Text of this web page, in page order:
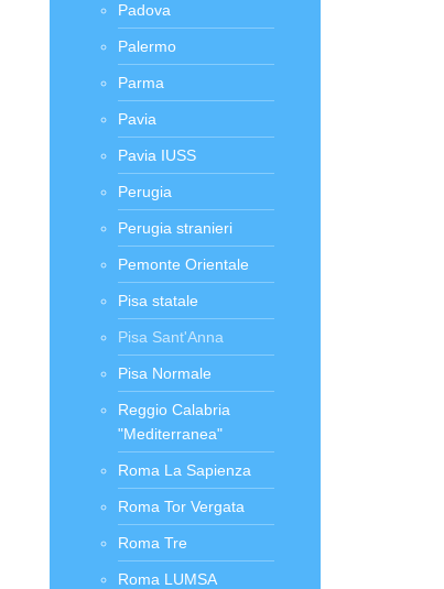
Padova
Palermo
Parma
Pavia
Pavia IUSS
Perugia
Perugia stranieri
Pemonte Orientale
Pisa statale
Pisa Sant'Anna
Pisa Normale
Reggio Calabria
"Mediterranea"
Roma La Sapienza
Roma Tor Vergata
Roma Tre
Roma LUMSA